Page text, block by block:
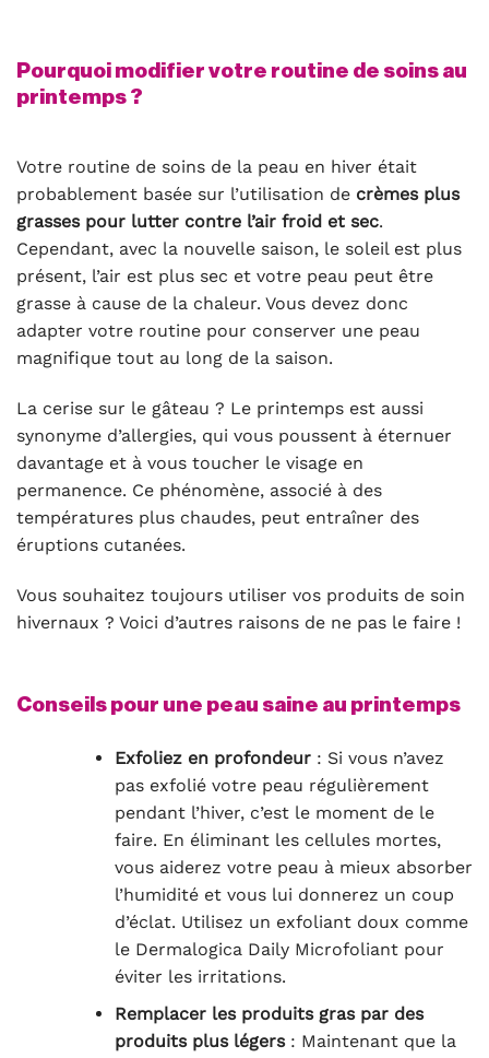
Pourquoi modifier votre routine de soins au
printemps ?
Votre routine de soins de la peau en hiver était
probablement basée sur l’utilisation de crèmes plus
grasses pour lutter contre l’air froid et sec.
Cependant, avec la nouvelle saison, le soleil est plus
présent, l’air est plus sec et votre peau peut être
grasse à cause de la chaleur. Vous devez donc
adapter votre routine pour conserver une peau
magnifique tout au long de la saison.
La cerise sur le gâteau ? Le printemps est aussi
synonyme d’allergies, qui vous poussent à éternuer
davantage et à vous toucher le visage en
permanence. Ce phénomène, associé à des
températures plus chaudes, peut entraîner des
éruptions cutanées.
Vous souhaitez toujours utiliser vos produits de soin
hivernaux ? Voici d’autres raisons de ne pas le faire !
Conseils pour une peau saine au printemps
Exfoliez en profondeur: Si vous n’avez
pas exfolié votre peau régulièrement
pendant l’hiver, c’est le moment de le
faire. En éliminant les cellules mortes,
vous aiderez votre peau à mieux absorber
l’humidité et vous lui donnerez un coup
d’éclat. Utilisez un exfoliant doux comme
le Dermalogica Daily Microfoliant pour
éviter les irritations.
Remplacer les produits gras par des
produits plus légers: Maintenant que la